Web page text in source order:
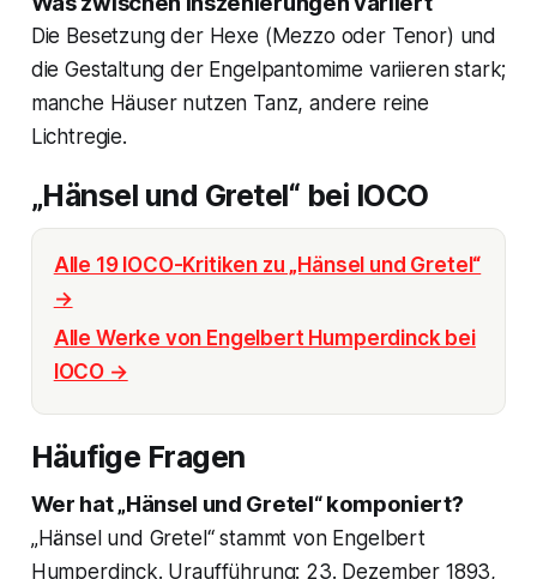
Die Besetzung der Hexe (Mezzo oder Tenor) und
die Gestaltung der Engelpantomime variieren stark;
manche Häuser nutzen Tanz, andere reine
Lichtregie.
„Hänsel und Gretel“ bei IOCO
Alle 19 IOCO-Kritiken zu „Hänsel und Gretel“
→
Alle Werke von Engelbert Humperdinck bei
IOCO →
Häufige Fragen
Wer hat „Hänsel und Gretel“ komponiert?
„Hänsel und Gretel“ stammt von Engelbert
Humperdinck. Uraufführung: 23. Dezember 1893,